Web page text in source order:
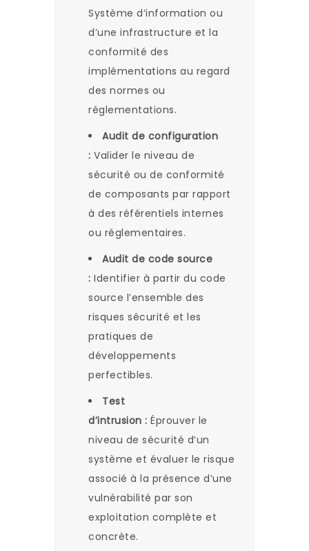
Système d’information ou
d’une infrastructure​ et la
conformité des
implémentations au regard ​
des normes ou
réglementations.
Audit de configuration
: Valider le niveau de
sécurité ou de conformité
de composants​ par rapport
à des référentiels internes
ou réglementaires.
Audit de code source
: Identifier à partir du code
source l’ensemble des
risques sécurité​ et les
pratiques de
développements
perfectibles.
Test
d’intrusion : Éprouver le
niveau de sécurité d’un
système​ et évaluer le risque
associé à la présence d’une
vulnérabilité​ par son
exploitation complète et
concrète.